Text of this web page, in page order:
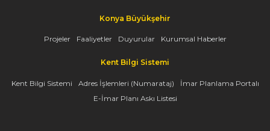
Konya Büyükşehir
Projeler Faaliyetler Duyurular Kurumsal Haberler
Kent Bilgi Sistemi
Kent Bilgi Sistemi Adres İşlemleri (Numarataj)
İmar Planlama Portalı
E-İmar Planı Askı Listesi